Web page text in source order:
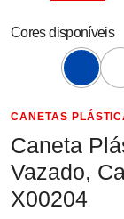
Cores disponíveis
CANETAS
Caneta
Vazado,
X00204